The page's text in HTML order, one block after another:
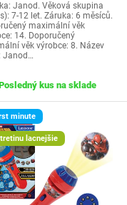
Janod. Věková skupina
7-12 let. Záruka: 6 měsíců.
maximální věk
14. Doporučený
věk výrobce: 8. Název
Janod…
kus na sklade
minute
lacnejšie